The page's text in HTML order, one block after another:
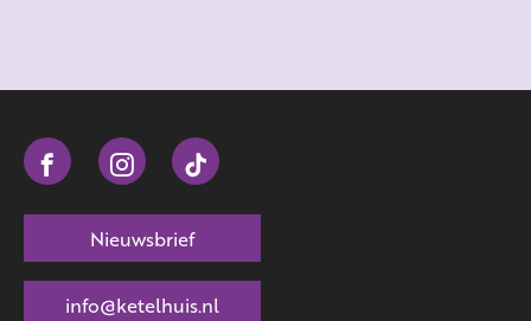
Nieuwsbrief
info@ketelhuis.nl